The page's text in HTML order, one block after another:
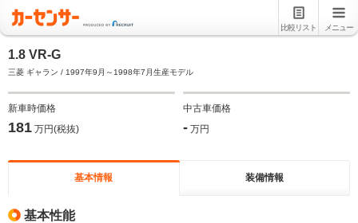
比較リスト メニュー
1.8 VR-G
三菱 ギャラン / 1997年9月～1998年7月生産モデル
新車時価格
181 万円(税抜)
中古車価格
- 万円
基本情報 装備情報
基本性能